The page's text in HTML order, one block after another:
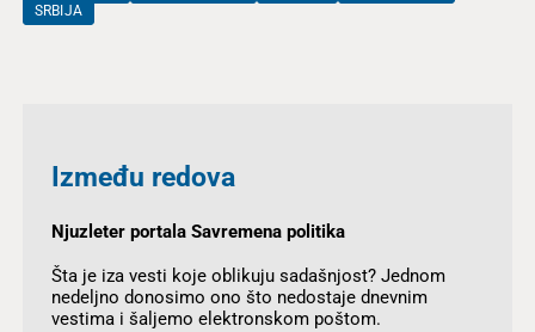
SRBIJA
Između redova
Njuzleter portala Savremena politika
Šta je iza vesti koje oblikuju sadašnjost? Jednom
nedeljno donosimo ono što nedostaje dnevnim
vestima i šaljemo elektronskom poštom.